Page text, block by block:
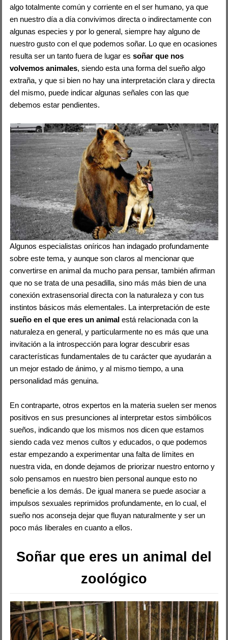
algo totalmente común y corriente en el ser humano, ya que
en nuestro día a día convivimos directa o indirectamente con
algunas especies y por lo general, siempre hay alguno de
nuestro gusto con el que podemos soñar. Lo que en ocasiones
resulta ser un tanto fuera de lugar essoñar que nos
volvemos animales, siendo esta una forma del sueño algo
extraña, y que si bien no hay una interpretación clara y directa
del mismo, puede indicar algunas señales con las que
debemos estar pendientes.
Algunos especialistas oníricos han indagado profundamente
sobre este tema, y aunque son claros al mencionar que
convertirse en animal da mucho para pensar, también afirman
que no se trata de una pesadilla, sino más más bien de una
conexión extrasensorial directa con la naturaleza y con tus
instintos básicos más elementales. La interpretación de este
sueño en el que eres un animal está relacionada con la
naturaleza en general, y particularmente no es más que una
invitación a la introspección para lograr descubrir esas
características fundamentales de tu carácter que ayudarán a
un mejor estado de ánimo, y al mismo tiempo, a una
personalidad más genuina.
En contraparte, otros expertos en la materia suelen ser menos
positivos en sus presunciones al interpretar estos simbólicos
sueños, indicando que los mismos nos dicen que estamos
siendo cada vez menos cultos y educados, o que podemos
estar empezando a experimentar una falta de límites en
nuestra vida, en donde dejamos de priorizar nuestro entorno y
solo pensamos en nuestro bien personal aunque esto no
beneficie a los demás. De igual manera se puede asociar a
impulsos sexuales reprimidos profundamente, en lo cual, el
sueño nos aconseja dejar que fluyan naturalmente y ser un
poco más liberales en cuanto a ellos.
Soñar que eres un animal del
zoológico